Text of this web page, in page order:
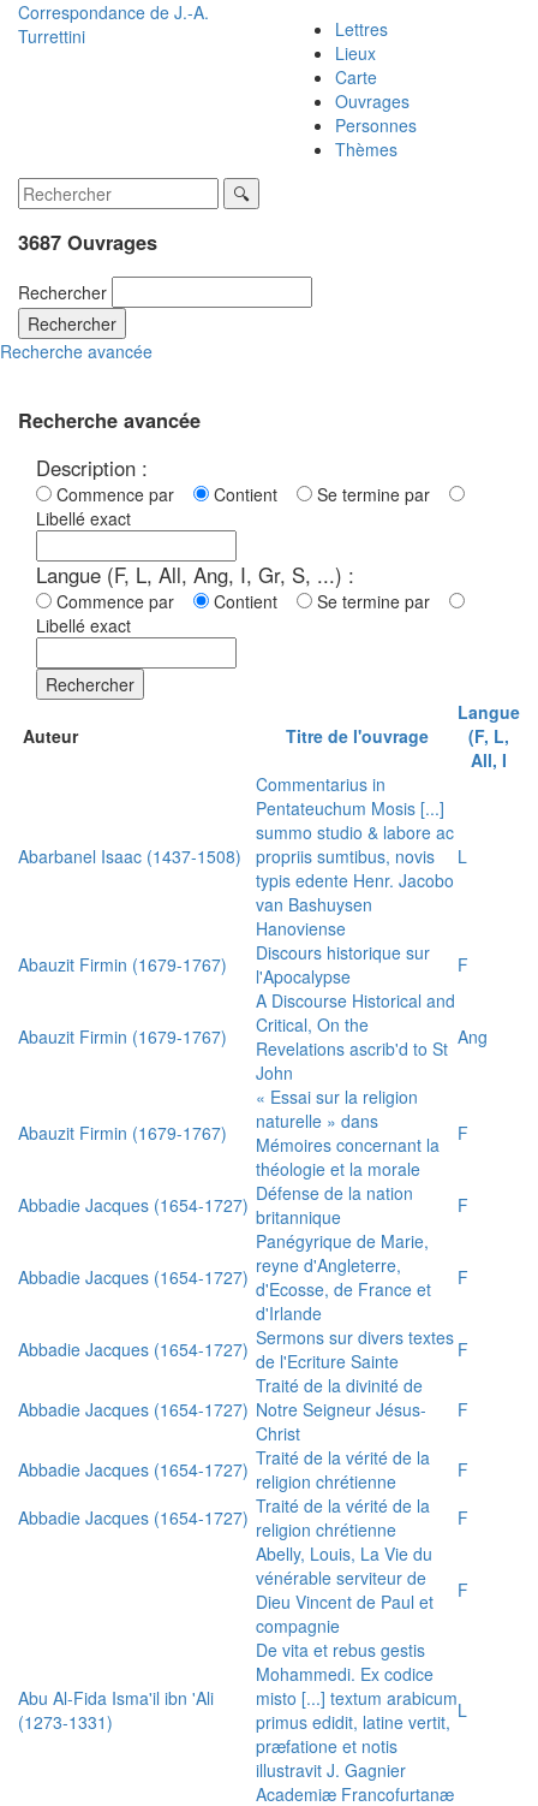
Correspondance de J.-A.
Turrettini
Lettres
Lieux
Carte
Ouvrages
Personnes
Thèmes
3687 Ouvrages
Rechercher
Rechercher
Recherche avancée
Recherche avancée
Description :
Commence par Contient
Se termine par
Libellé exact
Langue (F, L, All, Ang, I, Gr, S, ...) :
Commence par Contient
Se termine par
Libellé exact
Rechercher
Auteur Titre de l'ouvrage
Langue
(F, L,
All, I
Abarbanel Isaac (1437-1508)
Commentarius in
Pentateuchum Mosis [...]
summo studio & labore ac
propriis sumtibus, novis
typis edente Henr. Jacobo
van Bashuysen
Hanoviense
L
Abauzit Firmin (1679-1767)
Discours historique sur
l'Apocalypse
F
Abauzit Firmin (1679-1767)
A Discourse Historical and
Critical, On the
Revelations ascrib'd to St
John
Ang
Abauzit Firmin (1679-1767)
« Essai sur la religion
naturelle » dans
Mémoires concernant la
théologie et la morale
F
Abbadie Jacques (1654-1727) Défense de la nation
britannique
F
Abbadie Jacques (1654-1727)
Panégyrique de Marie,
reyne d'Angleterre,
d'Ecosse, de France et
d'Irlande
F
Abbadie Jacques (1654-1727) Sermons sur divers textes
de l'Ecriture Sainte
F
Abbadie Jacques (1654-1727)
Traité de la divinité de
Notre Seigneur Jésus-
Christ
F
Abbadie Jacques (1654-1727) Traité de la vérité de la
religion chrétienne
F
Abbadie Jacques (1654-1727) Traité de la vérité de la
religion chrétienne
F
Abelly, Louis, La Vie du
vénérable serviteur de
Dieu Vincent de Paul et
compagnie
F
Abu Al-Fida Isma'il ibn 'Ali
(1273-1331)
De vita et rebus gestis
Mohammedi. Ex codice
misto [...] textum arabicum
primus edidit, latine vertit,
præfatione et notis
illustravit J. Gagnier
L
Academiæ Francofurtanæ